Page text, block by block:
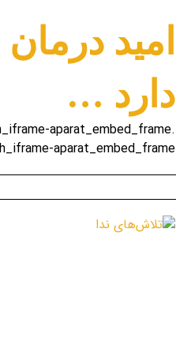
امید
دارد …
aparat_embed_frame
aparat_embed_frame ...